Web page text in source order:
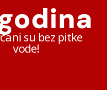
su bez pitke
vode!